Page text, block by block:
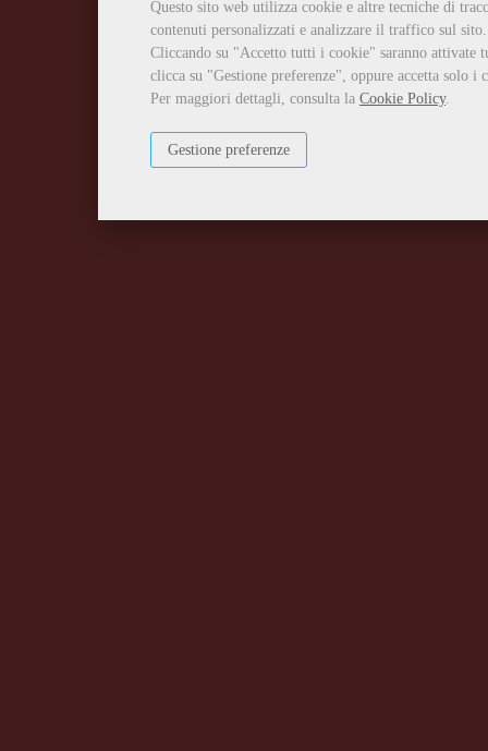
Questo sito web utilizza cookie e altre tecniche di
contenuti personalizzati e analizzare il traffico sul sito.
Cliccando su "Accetto tutti i cookie" saranno attivate
clicca su "Gestione preferenze", oppure accetta solo
Per maggiori dettagli, consulta la Cookie Policy.
Gestione preferenze